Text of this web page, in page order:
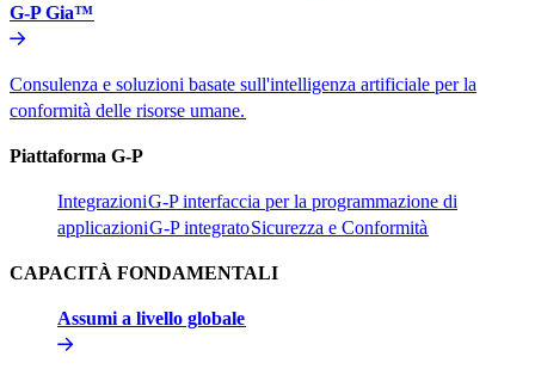
G-P Gia™​​
Consulenza e soluzioni basate sull'intelligenza artificiale per la
conformità delle risorse umane.​​
Piattaforma G-P​​
Integrazioni​​G-P interfaccia per la programmazione di
applicazioni​​G-P integrato​​Sicurezza e Conformità​​
CAPACITÀ FONDAMENTALI​​
Assumi a livello globale​​